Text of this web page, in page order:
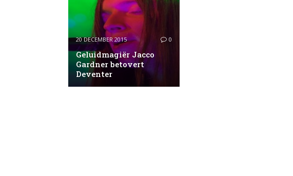
20 DECEMBER 2015 0
Geluidmagiër Jacco
Gardner betovert
Deventer